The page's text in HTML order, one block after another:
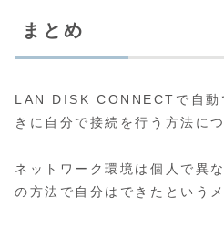
まとめ
LAN DISK CONNECTで自動
きに自分で接続を行う方法に
ネットワーク環境は個人で異
の方法で自分はできたという